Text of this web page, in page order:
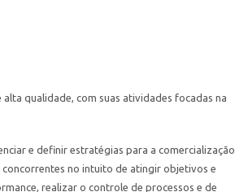
qualidade, com suas atividades focadas na
e definir estratégias para a comercialização
no intuito de atingir objetivos e
realizar o controle de processos e de